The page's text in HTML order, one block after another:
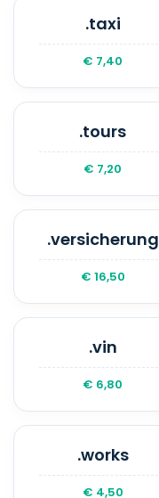
.taxi
€ 7,40
.tours
€ 7,20
.versicherung
€ 16,50
.vin
€ 6,80
.works
€ 4,50